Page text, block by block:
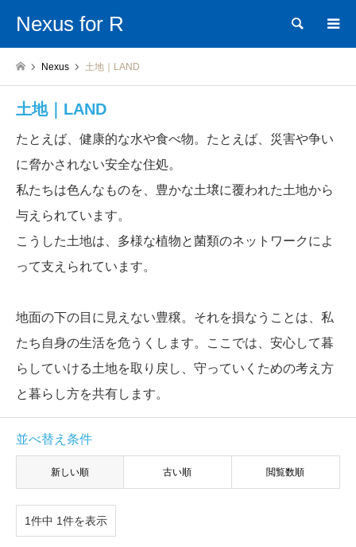
Nexus for R 検索
Nexus 土地｜LAND
土地｜LAND
たとえば、健康的な水や食べ物。たとえば、災害や争い
に脅かされない安全な住処。
私たちは色んなものを、豊かな土壌に覆われた土地から
与えられています。
こうした土地は、多様な植物と菌類のネットワークによ
って支えられています。
地面の下の目に見えない豊穣。それを損なうことは、私
たち自身の生活を危うくします。ここでは、安心して暮
らしていける土地を取り戻し、守っていくための考え方
と暮らし方を共有します。
並べ替え条件
新しい順 古い順 閲覧数順
1件中 1件を表示